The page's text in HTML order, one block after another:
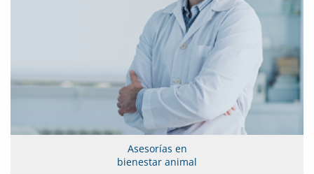
Asesorías en
bienestar animal